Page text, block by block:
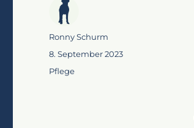
Autor
Ronny Schurm
Veröffentlicht
am
8. September 2023
Kategorien
Pflege